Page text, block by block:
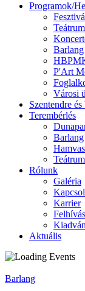
Programok/
Barlang
P'Art
Városi
Szentendre
Terembérlés
Barlang
Rólunk
Galéria
Karrier
Aktuális
Barlang